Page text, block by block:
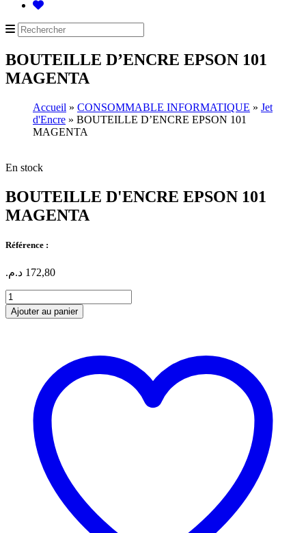
BOUTEILLE D’ENCRE EPSON 101
MAGENTA
Accueil » CONSOMMABLE INFORMATIQUE » Jet
d'Encre » BOUTEILLE D’ENCRE EPSON 101
MAGENTA
En stock
BOUTEILLE D'ENCRE EPSON 101
MAGENTA
Référence :
172,80 د.م.
quantité
de
BOUTEILLE
MAGENTA
Ajouter au panier